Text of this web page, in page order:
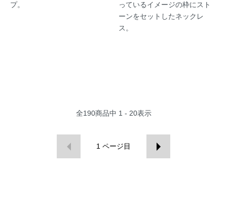
プ。
っているイメージの枠にスト
ーンをセットしたネックレ
ス。
全190商品中 1 - 20表示
1 ページ目